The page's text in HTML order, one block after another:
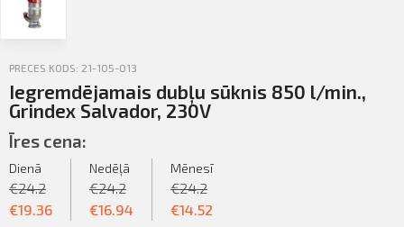
PRECES KODS: 21-105-013
Iegremdējamais dubļu sūknis 850 l/min.,
Grindex Salvador, 230V
Īres cena:
Dienā
€24.2
€19.36
Nedēļā
€24.2
€16.94
Mēnesī
€24.2
€14.52